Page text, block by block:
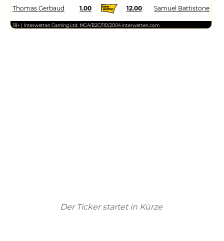
Thomas Gerbaud 1.00 12.00 Samuel Battistone
18+ | Interwetten Gaming Ltd. MGA/B2C/110/2004 interwetten.com
Der Ticker startet in Kürze